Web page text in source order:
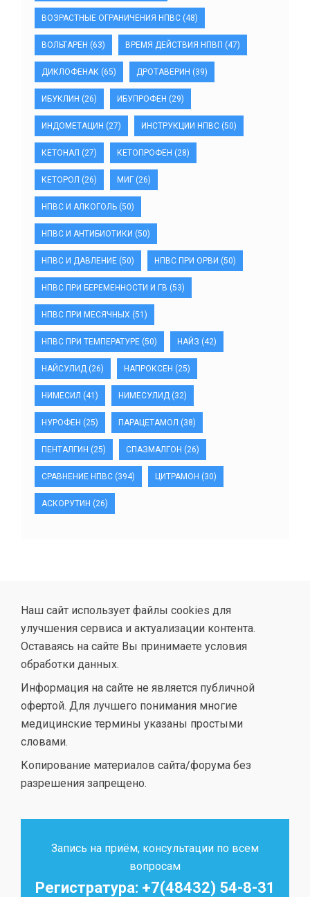
ВОЗРАСТНЫЕ ОГРАНИЧЕНИЯ НПВС (48)
ВОЛЬТАРЕН (63) ВРЕМЯ ДЕЙСТВИЯ НПВП (47)
ДИКЛОФЕНАК (65) ДРОТАВЕРИН (39)
ИБУКЛИН (26) ИБУПРОФЕН (29)
ИНДОМЕТАЦИН (27) ИНСТРУКЦИИ НПВС (50)
КЕТОНАЛ (27) КЕТОПРОФЕН (28)
КЕТОРОЛ (26) МИГ (26)
НПВС И АЛКОГОЛЬ (50)
НПВС И АНТИБИОТИКИ (50)
НПВС И ДАВЛЕНИЕ (50) НПВС ПРИ ОРВИ (50)
НПВС ПРИ БЕРЕМЕННОСТИ И ГВ (53)
НПВС ПРИ МЕСЯЧНЫХ (51)
НПВС ПРИ ТЕМПЕРАТУРЕ (50) НАЙЗ (42)
НАЙСУЛИД (26) НАПРОКСЕН (25)
НИМЕСИЛ (41) НИМЕСУЛИД (32)
НУРОФЕН (25) ПАРАЦЕТАМОЛ (38)
ПЕНТАЛГИН (25) СПАЗМАЛГОН (26)
СРАВНЕНИЕ НПВС (394) ЦИТРАМОН (30)
АСКОРУТИН (26)
Наш сайт использует файлы cookies для
улучшения сервиса и актуализации контента.
Оставаясь на сайте Вы принимаете условия
обработки данных.
Информация на сайте не является публичной
офертой. Для лучшего понимания многие
медицинские термины указаны простыми
словами.
Копирование материалов сайта/форума без
разрешения запрещено.
Запись на приём, консультации по всем
вопросам
Регистратура: +7(48432) 54-8-31